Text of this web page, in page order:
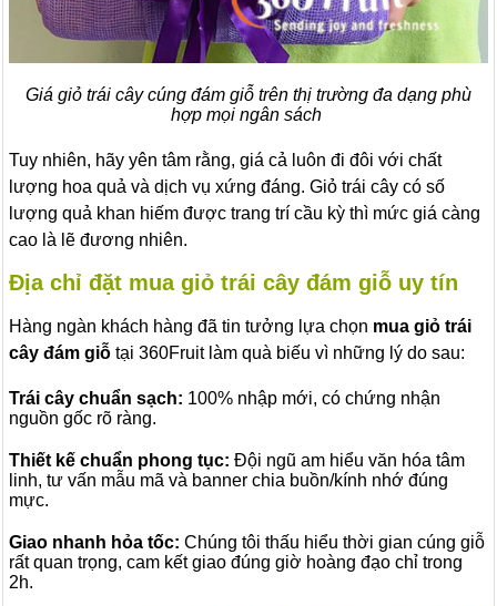
Giá giỏ trái cây cúng đám giỗ trên thị trường đa dạng phù
hợp mọi ngân sách
Tuy nhiên, hãy yên tâm rằng, giá cả luôn đi đôi với chất
lượng hoa quả và dịch vụ xứng đáng. Giỏ trái cây có số
lượng quả khan hiếm được trang trí cầu kỳ thì mức giá càng
cao là lẽ đương nhiên.
Địa chỉ đặt mua giỏ trái cây đám giỗ uy tín
Hàng ngàn khách hàng đã tin tưởng lựa chọn mua giỏ trái
cây đám giỗ tại 360Fruit làm quà biếu vì những lý do sau:
Trái cây chuẩn sạch: 100% nhập mới, có chứng nhận
nguồn gốc rõ ràng.
Thiết kế chuẩn phong tục: Đội ngũ am hiểu văn hóa tâm
linh, tư vấn mẫu mã và banner chia buồn/kính nhớ đúng
mực.
Giao nhanh hỏa tốc: Chúng tôi thấu hiểu thời gian cúng giỗ
rất quan trọng, cam kết giao đúng giờ hoàng đạo chỉ trong
2h.